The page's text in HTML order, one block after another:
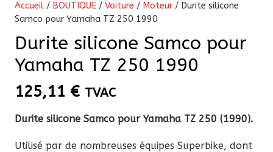
Accueil / BOUTIQUE / Voiture / Moteur / Durite silicone
Samco pour Yamaha TZ 250 1990
Durite silicone Samco pour
Yamaha TZ 250 1990
125,11 € TVAC
Durite silicone Samco pour Yamaha TZ 250 (1990).
Utilisé par de nombreuses équipes Superbike, dont